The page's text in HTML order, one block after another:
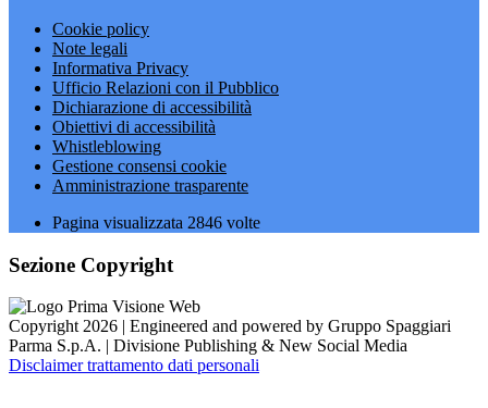
Cookie policy
Note legali
Informativa Privacy
Ufficio Relazioni con il Pubblico
Dichiarazione di accessibilità
Obiettivi di accessibilità
Whistleblowing
Gestione consensi cookie
Amministrazione trasparente
Pagina visualizzata 2846 volte
Sezione Copyright
Copyright 2026 | Engineered and powered by Gruppo Spaggiari
Parma S.p.A. | Divisione Publishing & New Social Media
Disclaimer trattamento dati personali